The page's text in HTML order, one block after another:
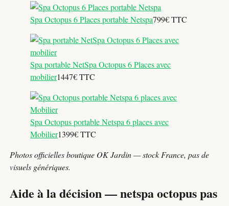
Spa Octopus 6 Places portable Netspa799€ TTC
Spa portable NetSpa Octopus 6 Places avec
mobilier1447€ TTC
Spa Octopus portable Netspa 6 places avec
Mobilier1399€ TTC
Photos officielles boutique OK Jardin — stock France, pas de
visuels génériques.
Aide à la décision — netspa octopus pas